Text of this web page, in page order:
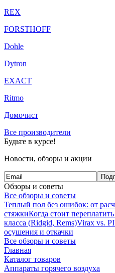
REX
FORSTHOFF
Dohle
Dytron
EXACT
Ritmo
Домочист
Все производители
Будьте в курсе!
Новости, обзоры и акции
Обзоры и советы
Все обзоры и советы
Теплый пол без ошибок: от
стяжкиКогда стоит
класса (Ridgid, Rems)Virax vs.
осушения и откачки
Все обзоры и советы
Главная
Каталог товаров
Аппараты горячего воздуха